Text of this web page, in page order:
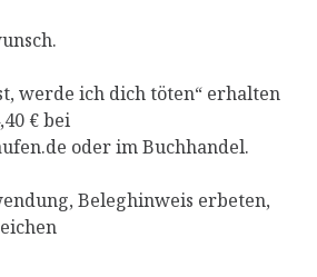
werde ich dich töten“ erhalten
€ bei
oder im Buchhandel.
Beleghinweis erbeten,